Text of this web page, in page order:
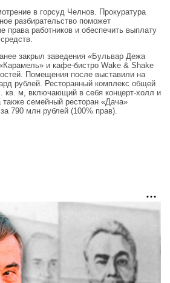
в горсуд Челнов. Прокуратура
разбирательство поможет
права работников и обеспечить выплату
закрыл заведения «Бульвар Дежа
и кафе-бистро Wake & Shake
Помещения после выставили на
рублей. Ресторанный комплекс общей
кв. м, включающий в себя концерт-холл и
семейный ресторан «Дача»
790 млн рублей (100% прав).